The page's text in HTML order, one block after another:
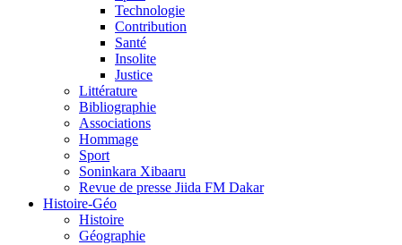
Technologie
Contribution
Santé
Insolite
Justice
Littérature
Bibliographie
Associations
Hommage
Sport
Soninkara Xibaaru
Revue de presse Jiida FM Dakar
Histoire-Géo
Histoire
Géographie